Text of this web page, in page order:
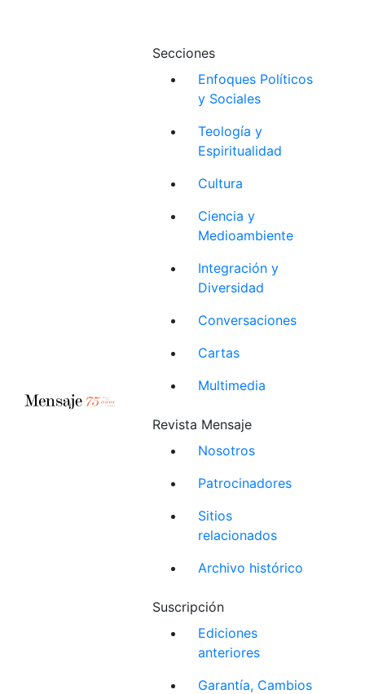
Secciones
Enfoques Políticos
y Sociales
Teología y
Espiritualidad
Cultura
Ciencia y
Medioambiente
Integración y
Diversidad
Conversaciones
Cartas
Multimedia
Revista Mensaje
Nosotros
Patrocinadores
Sitios
relacionados
Archivo histórico
Suscripción
Ediciones
anteriores
Garantía, Cambios